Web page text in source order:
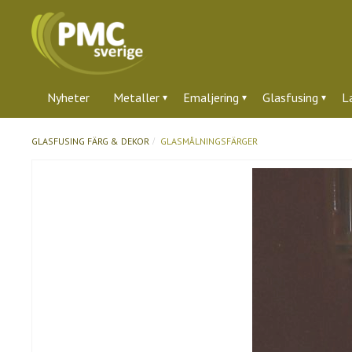
Nyheter Metaller Emaljering Glasfusing
GLASFUSING FÄRG & DEKOR GLASMÅLNINGSFÄRGER